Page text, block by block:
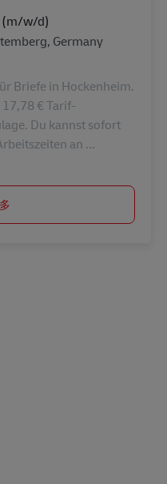
(m/w/d)
Germany
Briefe in Hockenheim.
€ Tarif-
Du kannst sofort
an ...